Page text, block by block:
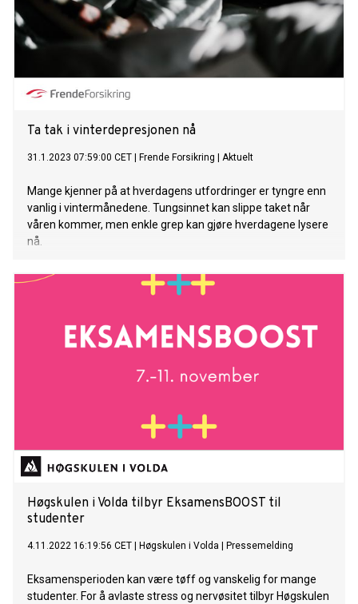
Ta tak i vinterdepresjonen nå
31.1.2023 07:59:00 CET Frende Forsikring Aktuelt
Mange kjenner på at hverdagens utfordringer er tyngre enn
vanlig i vintermånedene. Tungsinnet kan slippe taket når
våren kommer, men enkle grep kan gjøre hverdagene lysere
nå.
Høgskulen i Volda tilbyr EksamensBOOST til
studenter
4.11.2022 16:19:56 CET Høgskulen i Volda Pressemelding
Eksamensperioden kan være tøff og vanskelig for mange
studenter. For å avlaste stress og nervøsitet tilbyr Høgskulen